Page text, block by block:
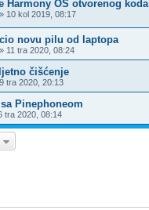
Harmony OS otvorenog koda
» 10 kol 2019, 08:17
novu pilu od laptopa
» 11 tra 2020, 08:24
čišćenje
tra 2020, 20:13
Pinephoneom
tra 2020, 08:14